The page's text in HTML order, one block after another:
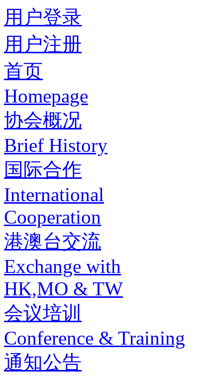
用户登录
用户注册
首页
Homepage
协会概况
Brief History
国际合作
International
Cooperation
港澳台交流
Exchange with
HK,MO & TW
会议培训
Conference & Training
通知公告